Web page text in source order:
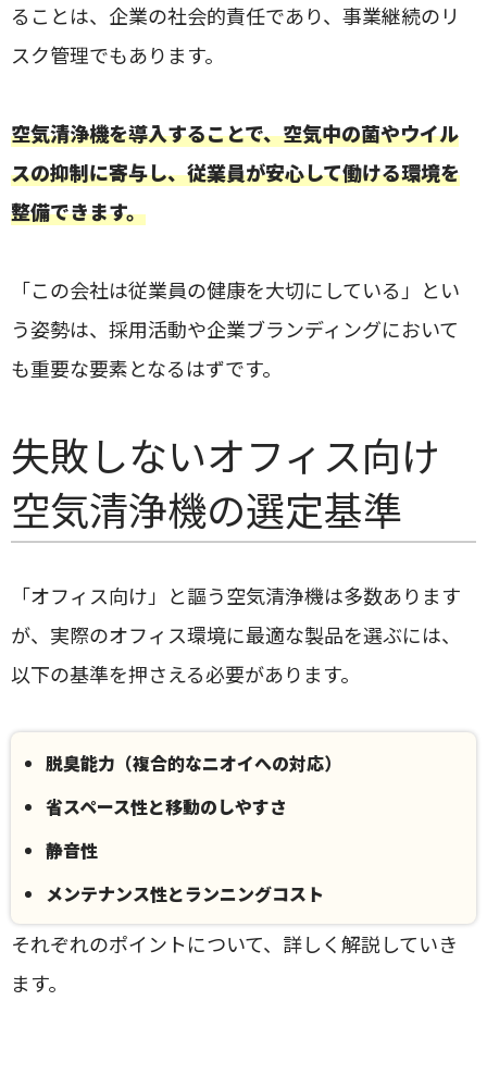
ることは、企業の社会的責任であり、事業継続のリ
スク管理でもあります。
空気清浄機を導入することで、空気中の菌やウイル
スの抑制に寄与し、従業員が安心して働ける環境を
整備できます。
「この会社は従業員の健康を大切にしている」とい
う姿勢は、採用活動や企業ブランディングにおいて
も重要な要素となるはずです。
失敗しないオフィス向け
空気清浄機の選定基準
「オフィス向け」と謳う空気清浄機は多数あります
が、実際のオフィス環境に最適な製品を選ぶには、
以下の基準を押さえる必要があります。
脱臭能力（複合的なニオイへの対応）
省スペース性と移動のしやすさ
静音性
メンテナンス性とランニングコスト
それぞれのポイントについて、詳しく解説していき
ます。